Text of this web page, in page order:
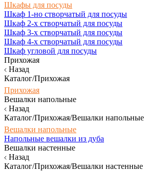
Шкафы для посуды
Шкаф 1-но створчатый для посуды
Шкаф 2-х створчатый для посуды
Шкаф 3-х створчатый для посуды
Шкаф 4-х створчатый для посуды
Шкаф угловой для посуды
Прихожая
Назад
Каталог/Прихожая
Прихожая
Вешалки напольные
Назад
Каталог/Прихожая/Вешалки напольные
Вешалки напольные
Напольные вешалки из дуба
Вешалки настенные
Назад
Каталог/Прихожая/Вешалки настенные